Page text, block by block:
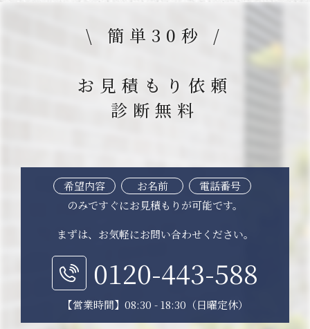
\ 簡単30秒 /
お見積もり依頼
診断無料
希望内容 お名前
電話番号
のみですぐにお見積もりが可能です。
まずは、お気軽にお問い合わせください。
0120-443-588
【営業時間】08:30 - 18:30（日曜定休）